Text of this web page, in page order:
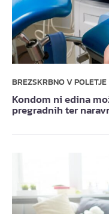
BREZSKRBNO V POLETJE
Kondom ni edina
pregradnih ter